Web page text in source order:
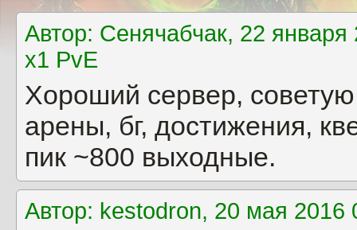
Автор: Сенячабчак, 22
x1 PvE
Хороший сервер,
арены, бг, достижения,
пик ~800 выходные.
Автор: kestodron, 20 мая